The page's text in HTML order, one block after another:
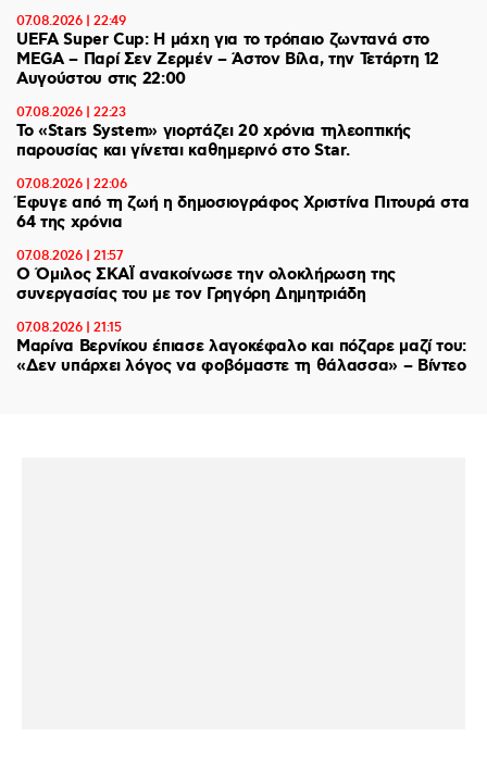
07.08.2026 | 22:49
UEFA Super Cup: Η μάχη για το τρόπαιο ζωντανά στο
MEGA – Παρί Σεν Ζερμέν – Άστον Βίλα, την Τετάρτη 12
Αυγούστου στις 22:00
07.08.2026 | 22:23
Το «Stars System» γιορτάζει 20 χρόνια τηλεοπτικής
παρουσίας και γίνεται καθημερινό στο Star.
07.08.2026 | 22:06
Έφυγε από τη ζωή η δημοσιογράφος Χριστίνα Πιτουρά στα
64 της χρόνια
07.08.2026 | 21:57
Ο Όμιλος ΣΚΑΪ ανακοίνωσε την ολοκλήρωση της
συνεργασίας του με τον Γρηγόρη Δημητριάδη
07.08.2026 | 21:15
Μαρίνα Βερνίκου έπιασε λαγοκέφαλο και πόζαρε μαζί του:
«Δεν υπάρχει λόγος να φοβόμαστε τη θάλασσα» – Βίντεο